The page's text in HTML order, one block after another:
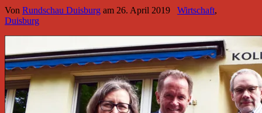
Von Rundschau Duisburg am 26. April 2019 Wirtschaft,
Duisburg